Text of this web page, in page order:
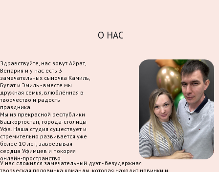
О НАС
Здравствуйте, нас зовут Айрат,
Венария и у нас есть 3
замечательных сыночка Камиль,
Булат и Эмиль - вместе мы
дружная семья, влюблённая в
творчество и радость
праздника.
Мы из прекрасной республики
Башкортостан, города-столицы
Уфа. Наша студия существует и
стремительно развивается уже
более 10 лет, завоёвывая
сердца Уфимцев и покоряя
онлайн-пространство.
У нас сложился замечательный дуэт - безудержная
творческая половинка команды, которая находит новинки и